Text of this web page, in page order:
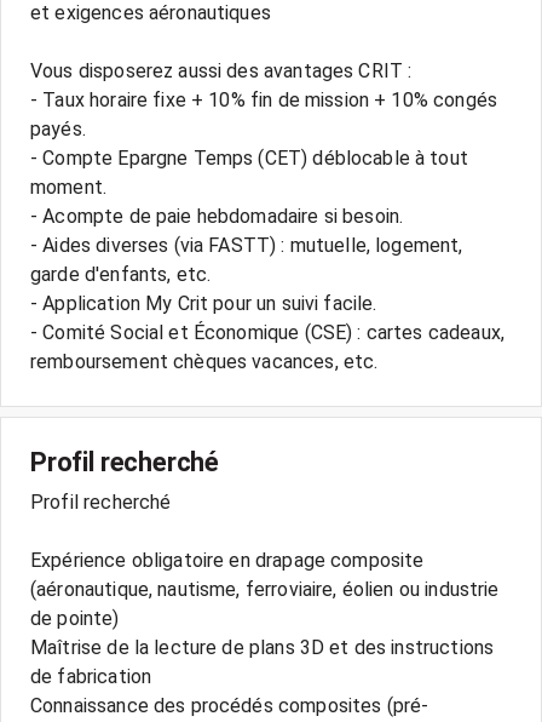
et exigences aéronautiques
Vous disposerez aussi des avantages CRIT :
- Taux horaire fixe + 10% fin de mission + 10% congés
payés.
- Compte Epargne Temps (CET) déblocable à tout
moment.
- Acompte de paie hebdomadaire si besoin.
- Aides diverses (via FASTT) : mutuelle, logement,
garde d'enfants, etc.
- Application My Crit pour un suivi facile.
- Comité Social et Économique (CSE) : cartes cadeaux,
Profil recherché
Profil recherché
Expérience obligatoire en drapage composite
(aéronautique, nautisme, ferroviaire, éolien ou industrie
de pointe)
Maîtrise de la lecture de plans 3D et des instructions
de fabrication
Connaissance des procédés composites (pré-